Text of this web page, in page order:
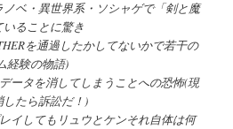
ベ・異世界系・ソシャゲで「剣と魔
ることに驚き
を通過したかしてないかで若干の
経験の物語)
ータを消してしまうことへの恐怖(現
たら訴訟だ！)
イしてもリュウとケンそれ自体は何